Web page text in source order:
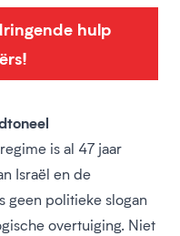
hulp
is al 47 jaar
Israël en de
geen politieke slogan
overtuiging. Niet